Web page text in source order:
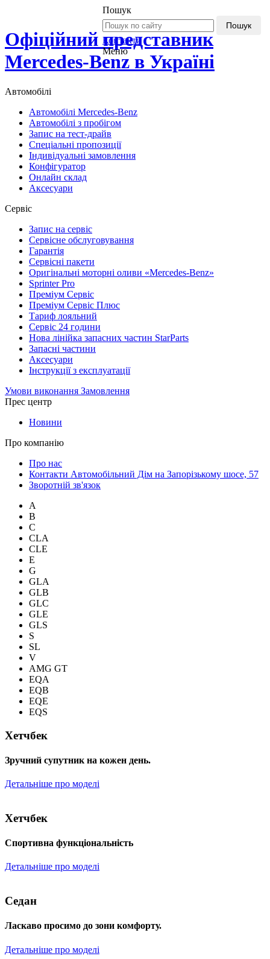
Офіційний представник
Mercedes-Benz в Україні
Пошук
Пошук
Контакти
Меню
Автомобілі
Автомобілі Mercedes-Benz
Автомобілі з пробігом
Запис на тест-драйв
Спеціальні пропозиції
Індивідуальні замовлення
Конфігуратор
Онлайн склад
Аксесуари
Сервіс
Запис на сервіс
Сервісне обслуговування
Гарантія
Сервісні пакети
Оригінальні моторні оливи «Mercedes-Benz»
Sprinter Pro
Преміум Сервіс
Преміум Сервіс Плюс
Тариф лояльний
Сервіс 24 години
Нова лінійка запасних частин StarParts
Запасні частини
Аксесуари
Інструкції з експлуатації
Умови виконання Замовлення
Прес центр
Новини
Про компанію
Про нас
Контакти Автомобільний Дім на Запорізькому шосе, 57
Зворотній зв'язок
A
B
C
CLA
CLE
E
G
GLA
GLB
GLC
GLE
GLS
S
SL
V
AMG GT
EQA
EQB
EQE
EQS
Хетчбек
Зручний супутник на кожен день.
Детальніше про моделі
Хетчбек
Спортивна функціональність
Детальніше про моделі
Седан
Ласкаво просимо до зони комфорту.
Детальніше про моделі